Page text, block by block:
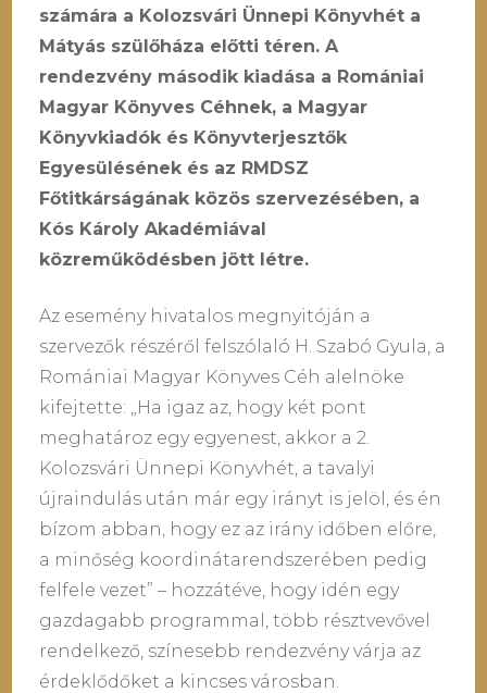
számára a Kolozsvári Ünnepi Könyvhét a
Mátyás szülőháza előtti téren. A
rendezvény második kiadása a Romániai
Magyar Könyves Céhnek, a Magyar
Könyvkiadók és Könyvterjesztők
Egyesülésének és az RMDSZ
Főtitkárságának közös szervezésében, a
Kós Károly Akadémiával
közreműködésben jött létre.
Az esemény hivatalos megnyitóján a
szervezők részéről felszólaló H. Szabó Gyula, a
Romániai Magyar Könyves Céh alelnöke
kifejtette: „Ha igaz az, hogy két pont
meghatároz egy egyenest, akkor a 2.
Kolozsvári Ünnepi Könyvhét, a tavalyi
újraindulás után már egy irányt is jelöl, és én
bízom abban, hogy ez az irány időben előre,
a minőség koordinátarendszerében pedig
felfele vezet” – hozzátéve, hogy idén egy
gazdagabb programmal, több résztvevővel
rendelkező, színesebb rendezvény várja az
érdeklődőket a kincses városban.